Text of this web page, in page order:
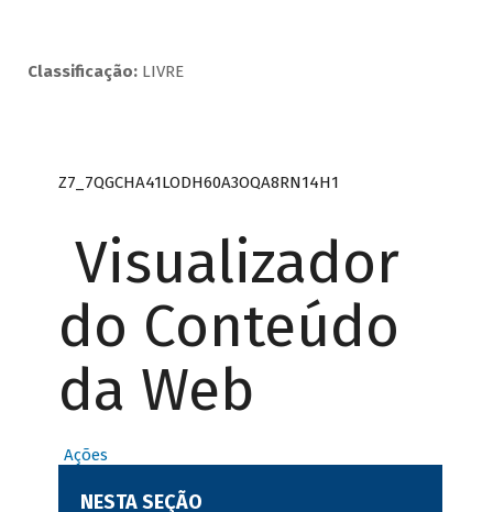
Classificação:LIVRE
Z7_7QGCHA41LODH60A3OQA8RN14H1
Visualizador
do Conteúdo
da Web
Ações
NESTA SEÇÃO